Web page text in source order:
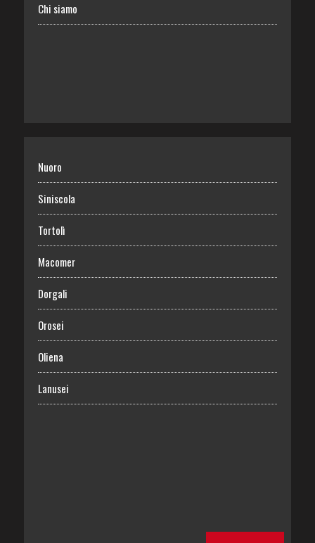
Chi siamo
Nuoro
Siniscola
Tortolì
Macomer
Dorgali
Orosei
Oliena
Lanusei